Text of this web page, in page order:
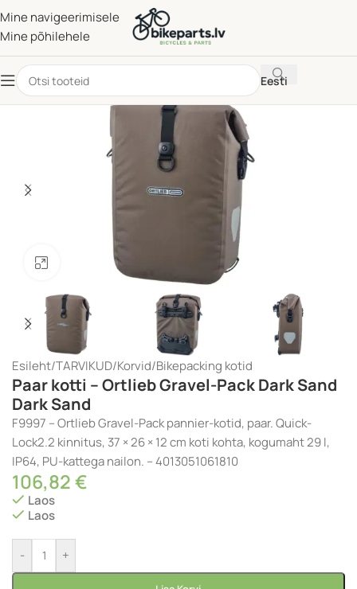
Mine navigeerimisele
Mine põhilehele
Eesti
Klõpsake suurendamiseks
Esileht/TARVIKUD/Korvid/Bikepacking kotid
Paar kotti – Ortlieb Gravel-Pack Dark Sand
Dark Sand
F9997 – Ortlieb Gravel-Pack pannier-kotid, paar. Quick-
Lock2.2 kinnitus, 37 × 26 × 12 cm koti kohta, kogumaht 29 l,
IP64, PU-kattega nailon. – 4013051061810
106,82€
Laos
Laos
- +